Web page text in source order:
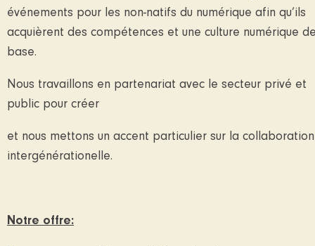
événements pour les non-natifs du numérique afin qu’ils
acquièrent des compétences et une culture numérique
base.
Nous travaillons en partenariat avec le secteur privé et
public pour créer
et nous mettons un accent particulier sur la collaboration
intergénérationelle.
Notre offre: